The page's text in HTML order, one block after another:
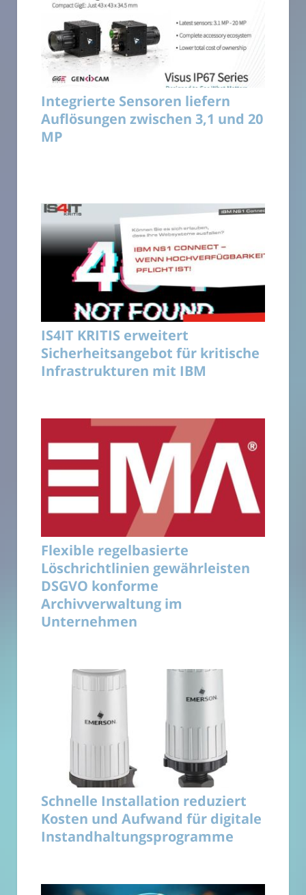
Integrierte Sensoren liefern
Auflösungen zwischen 3,1 und 20
MP
IS4IT KRITIS erweitert
Sicherheitsangebot für kritische
Infrastrukturen mit IBM
Flexible regelbasierte
Löschrichtlinien gewährleisten
DSGVO konforme
Archivverwaltung im
Unternehmen
Schnelle Installation reduziert
Kosten und Aufwand für digitale
Instandhaltungsprogramme